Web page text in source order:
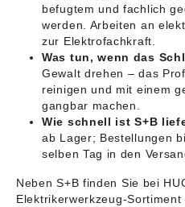
befugtem und fachlich
werden. Arbeiten an
zur Elektrofachkraft.
Was tun, wenn das
Gewalt drehen – das
reinigen und mit einem
gangbar machen.
Wie schnell ist S+B
ab Lager; Bestellungen
selben Tag in den
Neben S+B finden Sie bei
Elektrikerwerkzeug-